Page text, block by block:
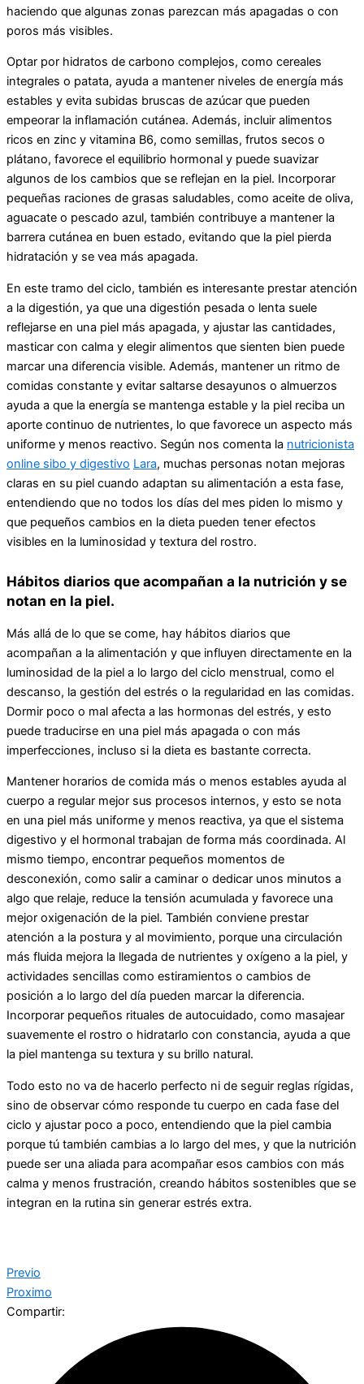
haciendo que algunas zonas parezcan más apagadas o con
poros más visibles.
Optar por hidratos de carbono complejos, como cereales
integrales o patata, ayuda a mantener niveles de energía más
estables y evita subidas bruscas de azúcar que pueden
empeorar la inflamación cutánea. Además, incluir alimentos
ricos en zinc y vitamina B6, como semillas, frutos secos o
plátano, favorece el equilibrio hormonal y puede suavizar
algunos de los cambios que se reflejan en la piel. Incorporar
pequeñas raciones de grasas saludables, como aceite de oliva,
aguacate o pescado azul, también contribuye a mantener la
barrera cutánea en buen estado, evitando que la piel pierda
hidratación y se vea más apagada.
En este tramo del ciclo, también es interesante prestar atención
a la digestión, ya que una digestión pesada o lenta suele
reflejarse en una piel más apagada, y ajustar las cantidades,
masticar con calma y elegir alimentos que sienten bien puede
marcar una diferencia visible. Además, mantener un ritmo de
comidas constante y evitar saltarse desayunos o almuerzos
ayuda a que la energía se mantenga estable y la piel reciba un
aporte continuo de nutrientes, lo que favorece un aspecto más
uniforme y menos reactivo. Según nos comenta la nutricionista
online sibo y digestivo Lara, muchas personas notan mejoras
claras en su piel cuando adaptan su alimentación a esta fase,
entendiendo que no todos los días del mes piden lo mismo y
que pequeños cambios en la dieta pueden tener efectos
visibles en la luminosidad y textura del rostro.
Hábitos diarios que acompañan a la nutrición y se
notan en la piel.
Más allá de lo que se come, hay hábitos diarios que
acompañan a la alimentación y que influyen directamente en la
luminosidad de la piel a lo largo del ciclo menstrual, como el
descanso, la gestión del estrés o la regularidad en las comidas.
Dormir poco o mal afecta a las hormonas del estrés, y esto
puede traducirse en una piel más apagada o con más
imperfecciones, incluso si la dieta es bastante correcta.
Mantener horarios de comida más o menos estables ayuda al
cuerpo a regular mejor sus procesos internos, y esto se nota
en una piel más uniforme y menos reactiva, ya que el sistema
digestivo y el hormonal trabajan de forma más coordinada. Al
mismo tiempo, encontrar pequeños momentos de
desconexión, como salir a caminar o dedicar unos minutos a
algo que relaje, reduce la tensión acumulada y favorece una
mejor oxigenación de la piel. También conviene prestar
atención a la postura y al movimiento, porque una circulación
más fluida mejora la llegada de nutrientes y oxígeno a la piel, y
actividades sencillas como estiramientos o cambios de
posición a lo largo del día pueden marcar la diferencia.
Incorporar pequeños rituales de autocuidado, como masajear
suavemente el rostro o hidratarlo con constancia, ayuda a que
la piel mantenga su textura y su brillo natural.
Todo esto no va de hacerlo perfecto ni de seguir reglas rígidas,
sino de observar cómo responde tu cuerpo en cada fase del
ciclo y ajustar poco a poco, entendiendo que la piel cambia
porque tú también cambias a lo largo del mes, y que la nutrición
puede ser una aliada para acompañar esos cambios con más
calma y menos frustración, creando hábitos sostenibles que se
integran en la rutina sin generar estrés extra.
Previo
Proximo
Compartir: